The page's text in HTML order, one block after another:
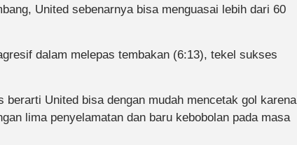
United sebenarnya bisa menguasai lebih dari 60
dalam melepas tembakan (6:13), tekel sukses
United bisa dengan mudah mencetak gol karena
lima penyelamatan dan baru kebobolan pada masa